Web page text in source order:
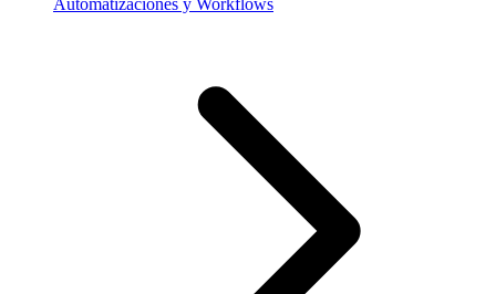
Automatizaciones y Workflows